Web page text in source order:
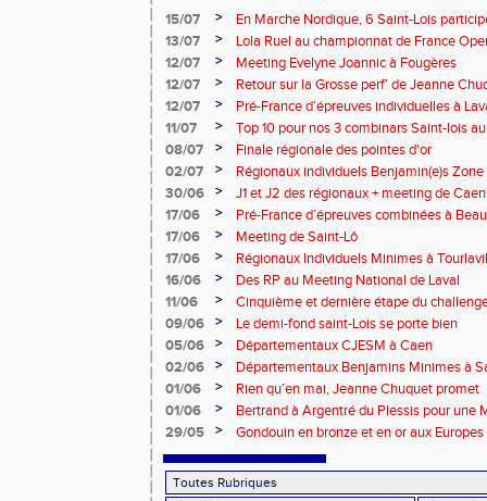
15/07 >
En Marche Nordique, 6 Saint-Lois
13/07
>
Lola Ruel au championnat de France
12/07
>
Meeting Evelyne Joannic à Fougères
12/07
>
Retour sur la Grosse perf’ de Jeanne
de l’Est Lyonnais
12/07 >
Pré-France d’épreuves individuelles à
11/07
>
Top 10 pour nos 3 combinars Saint-lois
d'EC à Aix-en-Provence
08/07 >
Finale régionale des pointes d'or
02/07
>
Régionaux individuels Benjamin(e)s
30/06
>
J1 et J2 des régionaux + meeting de Caen
17/06
>
Pré-France d’épreuves combinées à
17/06
>
Meeting de Saint-Lô
17/06
>
Régionaux Individuels Minimes à
16/06
>
Des RP au Meeting National de Laval
11/06
>
Cinquième et dernière étape du
09/06
>
Le demi-fond saint-Lois se porte bien
05/06
>
Départementaux CJESM à Caen
02/06
>
Départementaux Benjamins Minimes à
01/06
>
Rien qu’en mai, Jeanne Chuquet promet
01/06
>
Bertrand à Argentré du Plessis pour une
29/05
> Gondouin en bronze et en or aux Europes